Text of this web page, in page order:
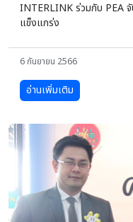
INTERLINK ร่วมกับ PEA
แข็งแกร่ง
6 กันยายน 2566
อ่านเพิ่มเติม